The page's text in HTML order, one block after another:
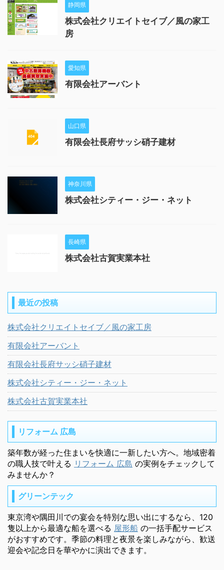
静岡県
株式会社クリエイトセイブ／風の家工
房
愛知県
有限会社アーバント
山口県
有限会社長府サッシ硝子建材
神奈川県
株式会社シティー・ジー・ネット
長崎県
株式会社古賀実業本社
最近の投稿
株式会社クリエイトセイブ／風の家工房
有限会社アーバント
有限会社長府サッシ硝子建材
株式会社シティー・ジー・ネット
株式会社古賀実業本社
リフォーム 広島
築年数が経った住まいを快適に一新したい方へ。地域密着
の職人技で叶える リフォーム 広島 の実例をチェックして
みませんか？
グリーンテック
東京湾や隅田川での宴会を特別な思い出にするなら、120
隻以上から最適な船を選べる 屋形船 の一括手配サービス
がおすすめです。季節の料理と夜景を楽しみながら、歓送
迎会や記念日を華やかに演出できます。